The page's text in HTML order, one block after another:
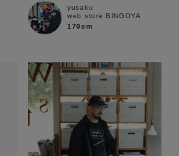
yusaku
web store BINGOYA
170cm